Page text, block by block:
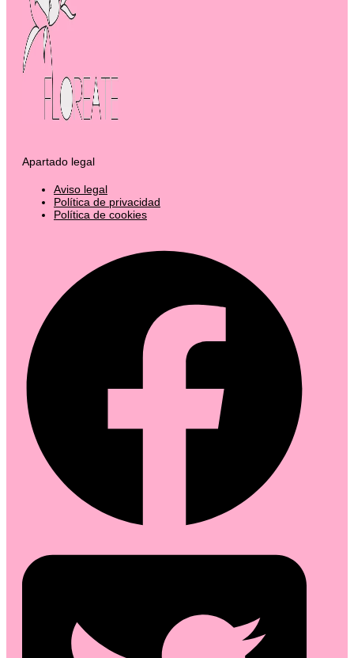
Apartado legal
Aviso legal
Política de privacidad
Política de cookies